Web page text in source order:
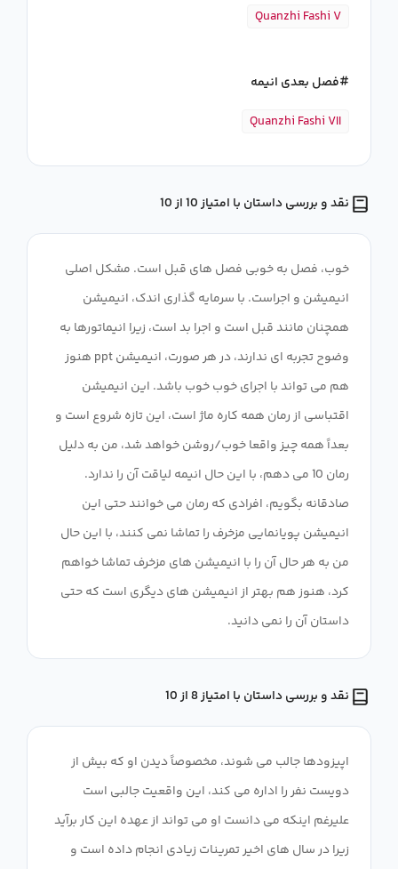
Quanzhi Fashi V
فصل بعدی انیمه
Quanzhi Fashi VII
نقد و بررسی داستان با امتیاز 10 از 10
خوب، فصل به خوبی فصل های قبل است. مشکل اصلی
انیمیشن و اجراست. با سرمایه گذاری اندک، انیمیشن
همچنان مانند قبل است و اجرا بد است، زیرا انیماتورها به
وضوح تجربه ای ندارند، در هر صورت، انیمیشن ppt هنوز
هم می تواند با اجرای خوب خوب باشد. این انیمیشن
اقتباسی از رمان همه کاره ماژ است، این تازه شروع است و
بعداً همه چیز واقعا خوب/روشن خواهد شد، من به دلیل
رمان 10 می دهم، با این حال انیمه لیاقت آن را ندارد.
صادقانه بگویم، افرادی که رمان می خوانند حتی این
انیمیشن پویانمایی مزخرف را تماشا نمی کنند، با این حال
من به هر حال آن را با انیمیشن های مزخرف تماشا خواهم
کرد، هنوز هم بهتر از انیمیشن های دیگری است که حتی
داستان آن را نمی دانید.
نقد و بررسی داستان با امتیاز 8 از 10
اپیزودها جالب می شوند، مخصوصاً دیدن او که بیش از
دویست نفر را اداره می کند، این واقعیت جالبی است
علیرغم اینکه می دانست او می تواند از عهده این کار برآید
زیرا در سال های اخیر تمرینات زیادی انجام داده است و